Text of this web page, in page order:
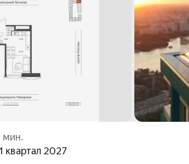
мин.
квартал 2027